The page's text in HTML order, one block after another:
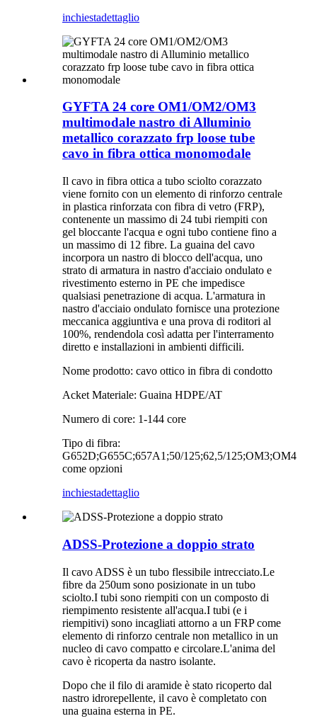
inchiestadettaglio
GYFTA 24 core OM1/OM2/OM3
multimodale nastro di Alluminio
metallico corazzato frp loose tube
cavo in fibra ottica monomodale
Il cavo in fibra ottica a tubo sciolto corazzato
viene fornito con un elemento di rinforzo centrale
in plastica rinforzata con fibra di vetro (FRP),
contenente un massimo di 24 tubi riempiti con
gel bloccante l'acqua e ogni tubo contiene fino a
un massimo di 12 fibre. La guaina del cavo
incorpora un nastro di blocco dell'acqua, uno
strato di armatura in nastro d'acciaio ondulato e
rivestimento esterno in PE che impedisce
qualsiasi penetrazione di acqua. L'armatura in
nastro d'acciaio ondulato fornisce una protezione
meccanica aggiuntiva e una prova di roditori al
100%, rendendola così adatta per l'interramento
diretto e installazioni in ambienti difficili.
Nome prodotto: cavo ottico in fibra di condotto
Acket Materiale: Guaina HDPE/AT
Numero di core: 1-144 core
Tipo di fibra:
G652D;G655C;657A1;50/125;62,5/125;OM3;OM4
come opzioni
inchiestadettaglio
ADSS-Protezione a doppio strato
Il cavo ADSS è un tubo flessibile intrecciato.Le
fibre da 250um sono posizionate in un tubo
sciolto.I tubi sono riempiti con un composto di
riempimento resistente all'acqua.I tubi (e i
riempitivi) sono incagliati attorno a un FRP come
elemento di rinforzo centrale non metallico in un
nucleo di cavo compatto e circolare.L'anima del
cavo è ricoperta da nastro isolante.
Dopo che il filo di aramide è stato ricoperto dal
nastro idrorepellente, il cavo è completato con
una guaina esterna in PE.